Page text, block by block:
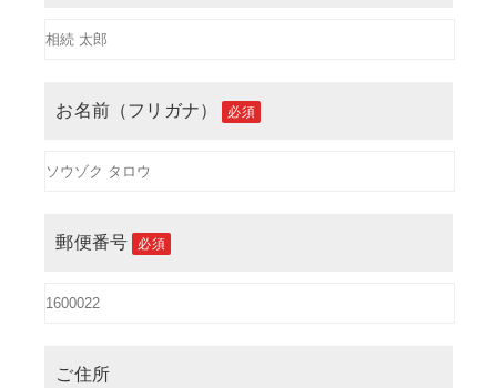
お名前（フリガナ） 必須
郵便番号 必須
ご住所